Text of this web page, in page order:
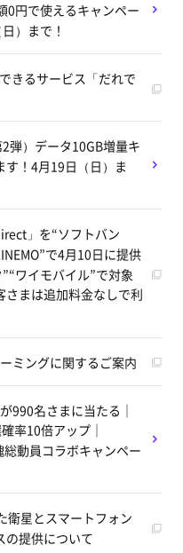
0円で使えるキャンペー
）まで！
きるサービス「だれで
2弾）データ10GB増量キ
す！4月19日（日）ま
」を“ソフトバン
で4月10日に提供
ワイモバイル”で対象
さまは追加料金なしで利
ミングに関するご案内
990名さまに当たる｜
率10倍アップ｜
総動員コラボキャンペー
衛星とスマートフォン
の提供について